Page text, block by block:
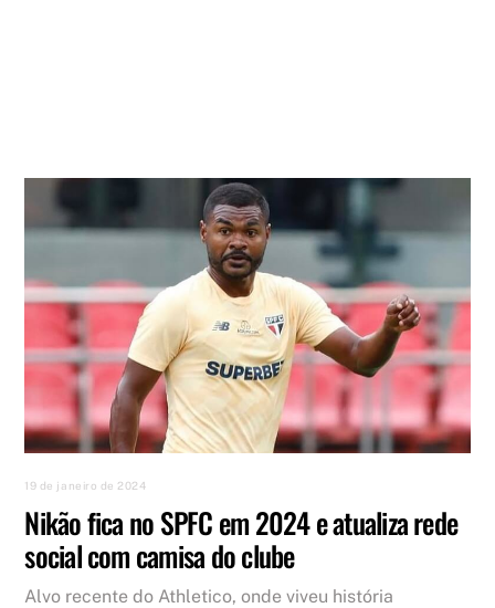
19 de janeiro de 2024
Nikão fica no SPFC em 2024 e atualiza rede
social com camisa do clube
Alvo recente do Athletico, onde viveu história